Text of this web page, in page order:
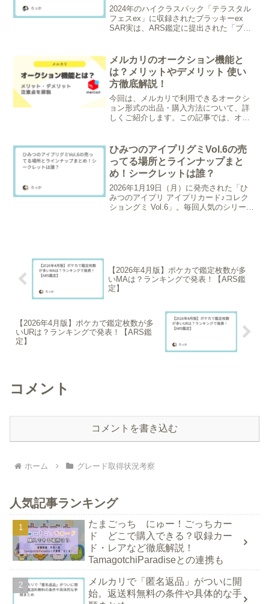
は？【テラスタルフェスex】
2024年のハイクラスパック「テラスタル
フェスex」に収録されたブラッキーex
SAR実は、ARS鑑定に提出された「ブラ
ブラッキー☆ プロモカードパック - 25th
...
メルカリのオークション機能と
は？メリットやデメリット 使い
方徹底解説！
今回は、メルカリで利用できるオークシ
ョン形式の出品・購入方法について、詳
しくご紹介します。この記事では、オー
く解説しますので、初めての方もぜひチ
ェックしてくださいね。メ...
ひみつのアイプリグミVol.6の売
ってる場所とラインナップまと
め！シークレットは誰？
2026年1月19日（月）に発売された「ひ
みつのアイプリ アイプリカード♪コレク
ショングミ Vol.6」。毎回人気のシリーズ
【2026年4月版】ポケカで鑑定枚数が多
いMAは？ランキングで発表！【ARS鑑
定】
【2026年4月版】ポケカで鑑定枚数が多
いURは？ランキングで発表！【ARS鑑
定】
コメント
コメントを書き込む
ホーム グレード取得状況考察
人気記事ランキング
たまごっち にゅー！ごっちカー
ド どこで購入できる？収録カー
ド・レアなど徹底解説！
TamagotchiParadiseとの連携も
メルカリで「匿名返品」がついに開
始。返送料無料の条件や具体的な手